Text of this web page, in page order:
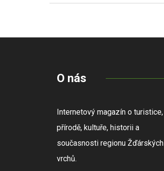
O nás
Internetový magazín o turistice,
přírodě, kultuře, historii a
současnosti regionu Žďárských
vrchů.